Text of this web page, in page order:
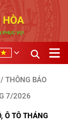
/ THÔNG BÁO
7/2026
Ô TÔ THÁNG